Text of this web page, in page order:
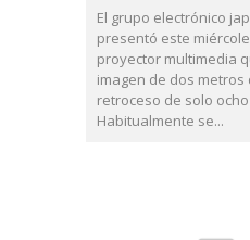
El grupo electrónico
presentó este
proyector multimedia
imagen de dos metros
retroceso de solo
Habitualmente se...